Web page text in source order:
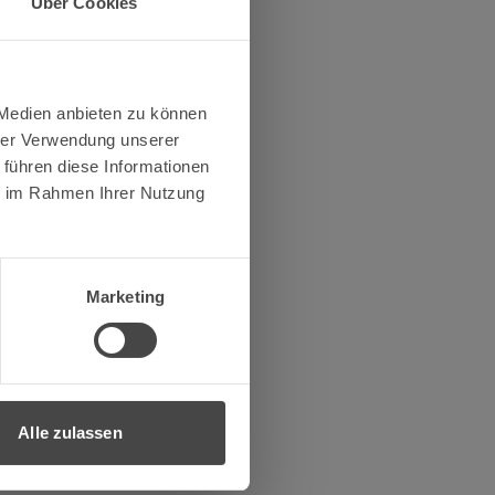
anbieten zu können
Verwendung unserer
diese Informationen
Rahmen Ihrer Nutzung
Marketing
Alle zulassen